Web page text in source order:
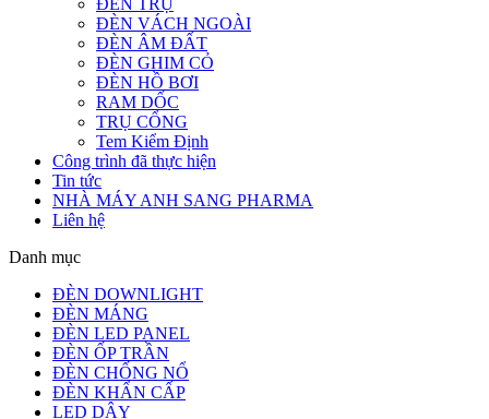
ĐÈN VÁCH NGOÀI
ĐÈN ÂM ĐẤT
ĐÈN GHIM CỎ
ĐÈN HỒ BƠI
RAM DỐC
TRỤ CỔNG
Tem Kiểm Định
Công trình đã thực hiện
Tin tức
NHÀ MÁY ANH SANG PHARMA
Liên hệ
Danh mục
ĐÈN DOWNLIGHT
ĐÈN MÁNG
ĐÈN LED PANEL
ĐÈN ỐP TRẦN
ĐÈN CHỐNG NỔ
ĐÈN KHẨN CẤP
LED DÂY